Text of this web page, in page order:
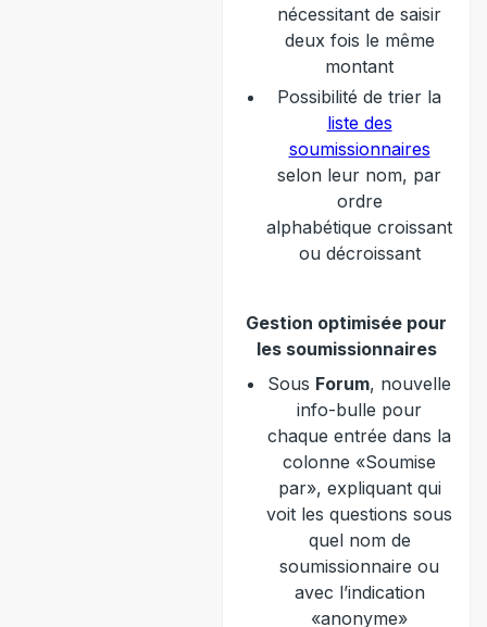
nécessitant de saisir
deux fois le même
montant
Possibilité de trier la
liste des
soumissionnaires
selon leur nom, par
ordre
alphabétique croissant
ou décroissant
Gestion optimisée pour
les soumissionnaires
Sous Forum, nouvelle
info-bulle pour
chaque entrée dans la
colonne «Soumise
par», expliquant qui
voit les questions sous
quel nom de
soumissionnaire ou
avec l’indication
«anonyme»